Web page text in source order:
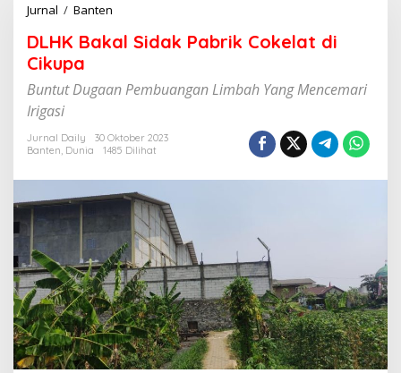
Jurnal / Banten
H
a
l
S
a
k
P
a
b
r
i
k
C
o
k
DLHK Bakal Sidak Pabrik Cokelat di
Cikupa
Buntut Dugaan Pembuangan Limbah Yang Mencemari
Irigasi
Jurnal Daily
30 Oktober 2023
Banten Dunia 1485 Dilihat